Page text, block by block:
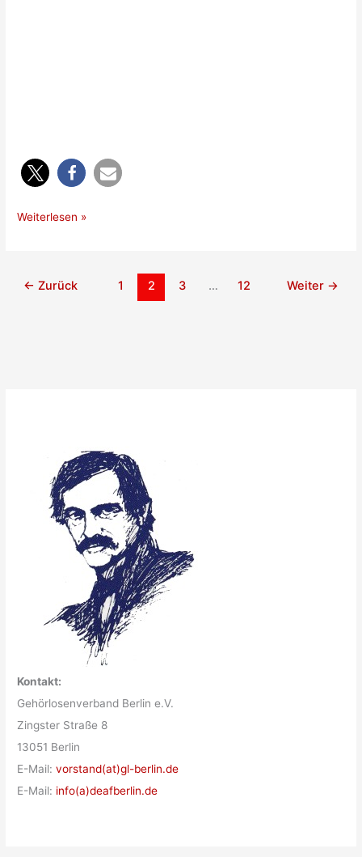
Info
Weiterlesen »
← Zurück 1 2 3 … 12 Weiter →
Kontakt:
Gehörlosenverband Berlin e.V.
Zingster Straße 8
13051 Berlin
E-Mail:vorstand(at)gl-berlin.de
E-Mail: info(a)deafberlin.de